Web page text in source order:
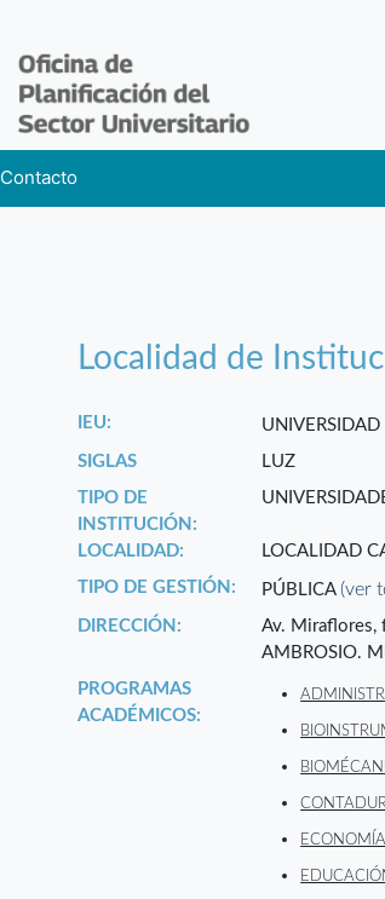
Contacto
Localidad de
IEU:
SIGLAS
LUZ
TIPO DE
INSTITUCIÓN:
LOCALIDAD:
LOCALIDAD
TIPO DE GESTIÓN:
PÚBLICA(ver
DIRECCIÓN:
Av. Miraflores,
AMBROSIO.
PROGRAMAS
ACADÉMICOS:
ECONOMÍA